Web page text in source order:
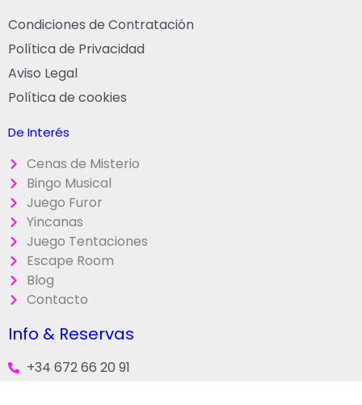
Condiciones de Contratación
Política de Privacidad
Aviso Legal
Política de cookies
De Interés
Cenas de Misterio
Bingo Musical
Juego Furor
Yincanas
Juego Tentaciones
Escape Room
Blog
Contacto
Info & Reservas
+34 672 66 20 91